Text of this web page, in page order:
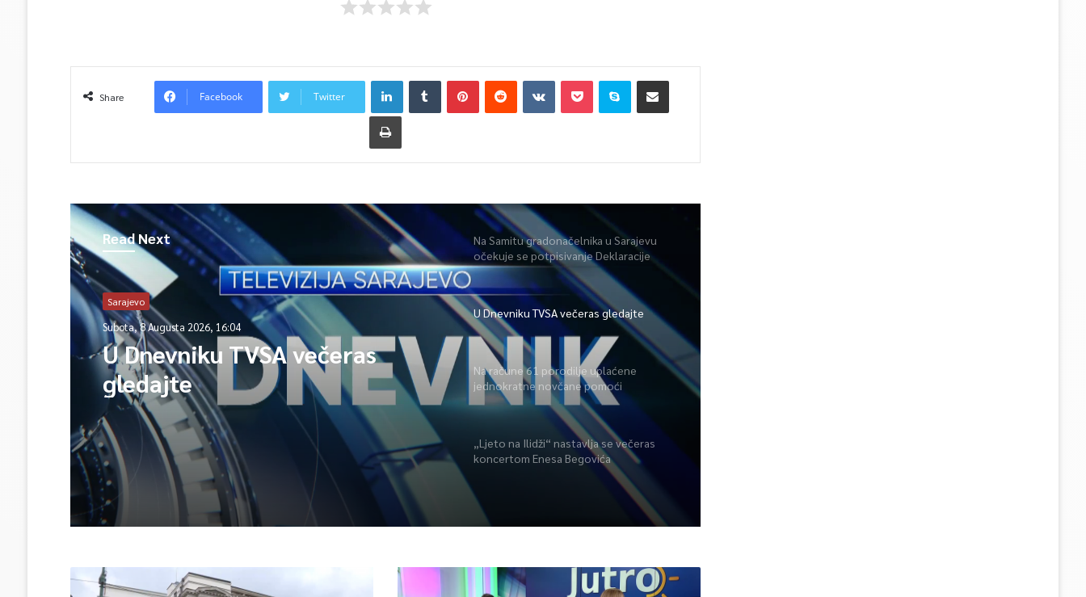
Share Facebook Twitter
Read Next
Sarajevo
Subota, 8 Augusta 2026, 16:04
U Dnevniku TVSA večeras
gledajte
Na Samitu gradonačelnika u Sarajevu
očekuje se potpisivanje Deklaracije
U Dnevniku TVSA večeras gledajte
Na račune 61 porodilje uplaćene
jednokratne novčane pomoći
„Ljeto na Ilidži“ nastavlja se večeras
koncertom Enesa Begovića